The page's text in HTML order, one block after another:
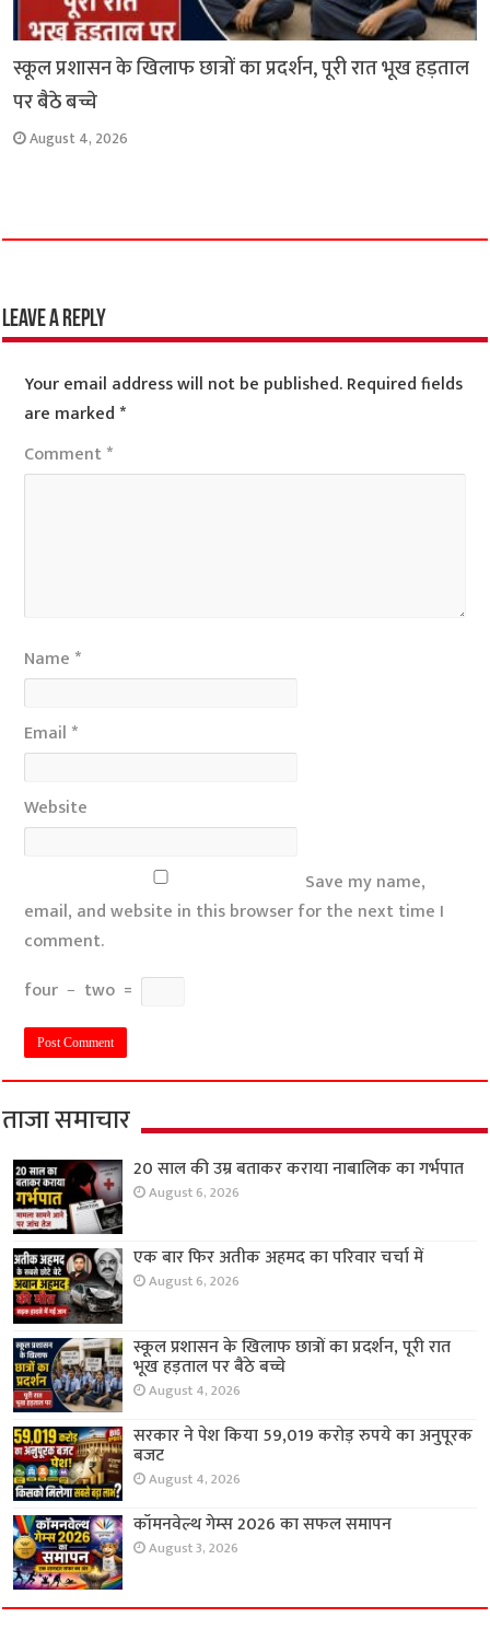
स्कूल प्रशासन के खिलाफ छात्रों का प्रदर्शन, पूरी रात भूख हड़ताल
पर बैठे बच्चे
August 4, 2026
Leave a Reply
Your email address will not be published.Required fields
are marked*
Comment*
Name *
Email *
Website
Save my name,
email, and website in this browser for the next time I
comment.
four − two =
ताजा समाचार
20 साल की उम्र बताकर कराया नाबालिक का गर्भपात
August 6, 2026
एक बार फिर अतीक अहमद का परिवार चर्चा में
August 6, 2026
स्कूल प्रशासन के खिलाफ छात्रों का प्रदर्शन, पूरी रात
भूख हड़ताल पर बैठे बच्चे
August 4, 2026
सरकार ने पेश किया 59,019 करोड़ रुपये का अनुपूरक
बजट
August 4, 2026
कॉमनवेल्थ गेम्स 2026 का सफल समापन
August 3, 2026